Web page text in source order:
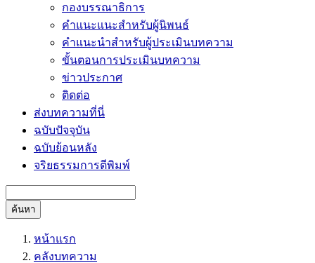
กองบรรณาธิการ
คำแนะแนะสำหรับผู้นิพนธ์
คำแนะนำสำหรับผู้ประเมินบทความ
ขั้นตอนการประเมินบทความ
ข่าวประกาศ
ติดต่อ
ส่งบทความที่นี่
ฉบับปัจจุบัน
ฉบับย้อนหลัง
จริยธรรมการตีพิมพ์
ค้นหา
หน้าแรก
คลังบทความ